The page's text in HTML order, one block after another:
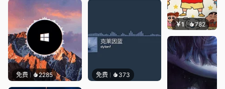
免费 2285 免费 373
￥1 782渔小小